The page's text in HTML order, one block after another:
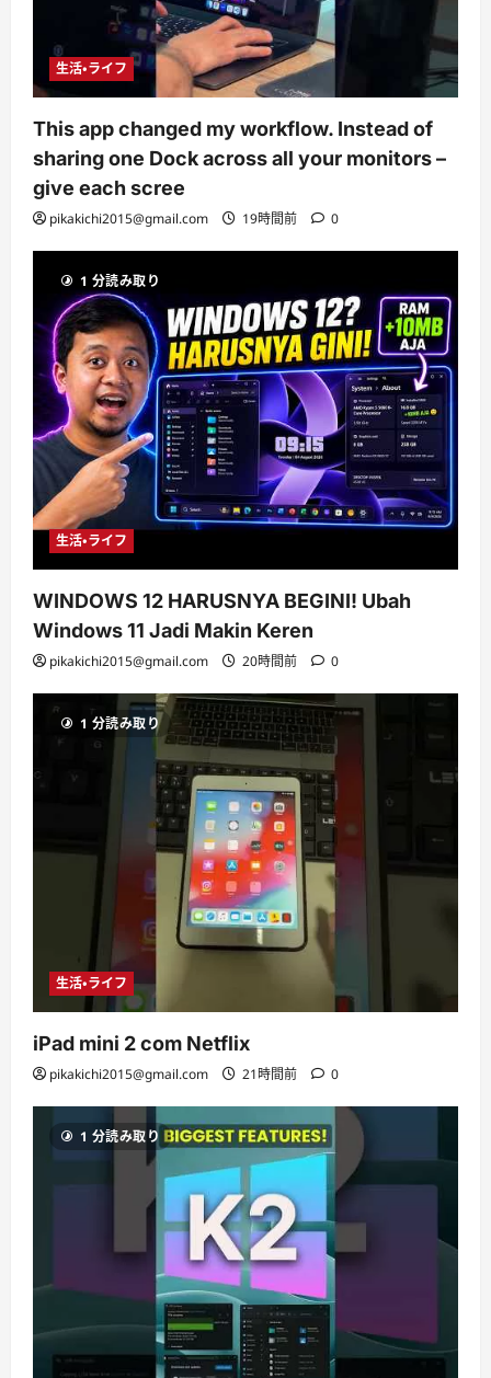
生活・ライフ
This app changed my workflow. Instead of
sharing one Dock across all your monitors –
give each scree
pikakichi2015@gmail.com 19時間前 0
1 分読み取り
生活・ライフ
WINDOWS 12 HARUSNYA BEGINI! Ubah
Windows 11 Jadi Makin Keren
pikakichi2015@gmail.com 20時間前 0
1 分読み取り
生活・ライフ
iPad mini 2 com Netflix
pikakichi2015@gmail.com 21時間前 0
1 分読み取り